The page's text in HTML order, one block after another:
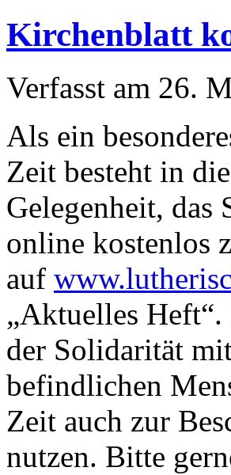
Kirchenblatt
Verfasst am 26.
Als ein
Zeit besteht in
Gelegenheit,
online kostenlos
auf
„Aktuelles
der Solidarität
befindlichen
Zeit auch zur
nutzen. Bitte